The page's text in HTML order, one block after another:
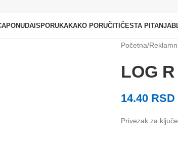
PONUDA ISPORUKAKAKO PORUČITI ČESTA PITANJA
Početna
LOG R
14.40 RSD
Privezak za